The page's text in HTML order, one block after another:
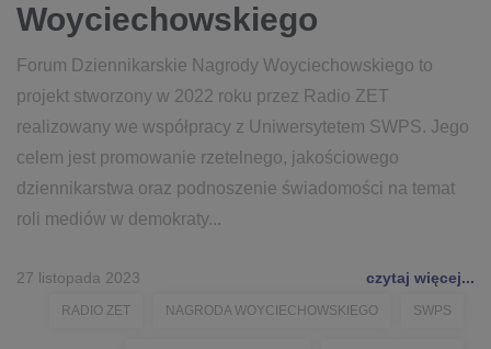
Woyciechowskiego
Forum Dziennikarskie Nagrody Woyciechowskiego to
projekt stworzony w 2022 roku przez Radio ZET
realizowany we współpracy z Uniwersytetem SWPS. Jego
celem jest promowanie rzetelnego, jakościowego
dziennikarstwa oraz podnoszenie świadomości na temat
roli mediów w demokraty...
27 listopada 2023 czytaj więcej...
RADIO ZET NAGRODA WOYCIECHOWSKIEGO SWPS